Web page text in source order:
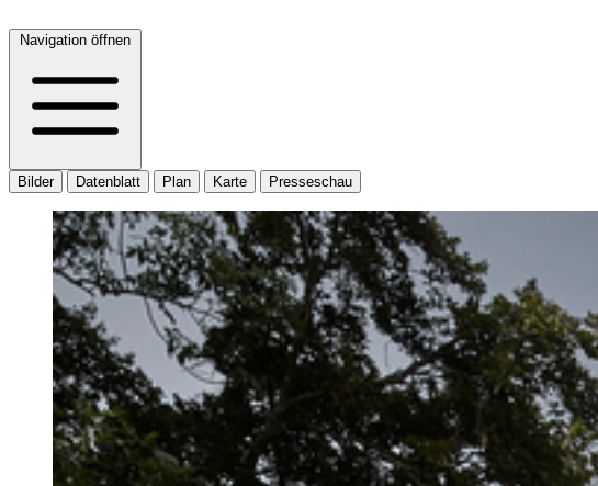
Navigation öffnen
Bilder Datenblatt Plan Karte Presseschau